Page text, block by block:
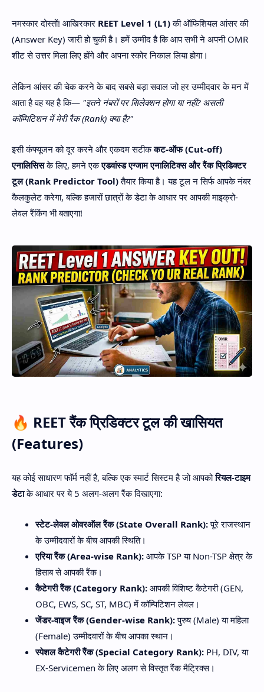
नमस्कार दोस्तों! आखिरकार REET Level 1 (L1)की ऑफिशियल आंसर की
(Answer Key) जारी हो चुकी है। हमें उम्मीद है कि आप सभी ने अपनी OMR
शीट से उत्तर मिला लिए होंगे और अपना स्कोर निकाल लिया होगा।
लेकिन आंसर की चेक करने के बाद सबसे बड़ा सवाल जो हर उम्मीदवार के मन में
आता है वह यह है कि— "इतने नंबरों पर सिलेक्शन होगा या नहीं? असली
कॉम्पिटिशन में मेरी रैंक (Rank) क्या है?"
इसी कंफ्यूजन को दूर करने और एकदम सटीककट-ऑफ (Cut-off)
एनालिसिसके लिए, हमने एकएडवांस्ड एग्जाम एनालिटिक्स और रैंक प्रिडिक्टर
टूल (Rank Predictor Tool)तैयार किया है। यह टूल न सिर्फ आपके नंबर
कैलकुलेट करेगा, बल्कि हजारों छात्रों के डेटा के आधार पर आपकी माइक्रो-
लेवल रैंकिंग भी बताएगा!
🔥 REET रैंक प्रिडिक्टर टूल की खासियत
(Features)
यह कोई साधारण फॉर्म नहीं है, बल्कि एक स्मार्ट सिस्टम है जो आपकोरियल-टाइम
डेटाके आधार पर ये 5 अलग-अलग रैंक दिखाएगा:
स्टेट-लेवल ओवरऑल रैंक (State Overall Rank):पूरे राजस्थान
के उम्मीदवारों के बीच आपकी स्थिति।
एरिया रैंक (Area-wise Rank): आपके TSP या Non-TSP क्षेत्र के
हिसाब से आपकी रैंक।
कैटेगरी रैंक (Category Rank): आपकी विशिष्ट कैटेगरी (GEN,
OBC, EWS, SC, ST, MBC) में कॉम्पिटिशन लेवल।
जेंडर-वाइज रैंक (Gender-wise Rank):पुरुष (Male) या महिला
(Female) उम्मीदवारों के बीच आपका स्थान।
स्पेशल कैटेगरी रैंक (Special Category Rank): PH, DIV, या
EX-Servicemen के लिए अलग से विस्तृत रैंक मैट्रिक्स।